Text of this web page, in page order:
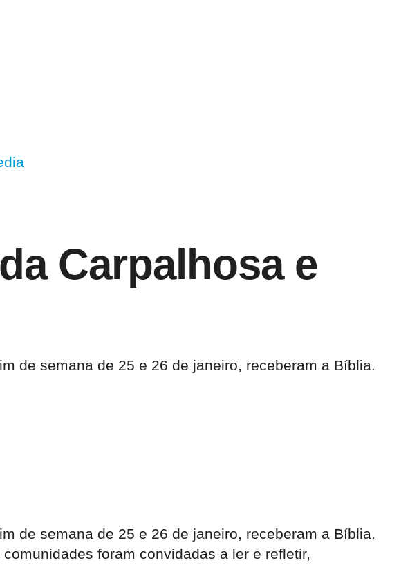
Carpalhosa e
de semana de 25 e 26 de janeiro, receberam a Bíblia.
de semana de 25 e 26 de janeiro, receberam a Bíblia.
foram convidadas a ler e refletir,